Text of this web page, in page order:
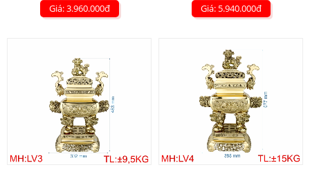
Giá: 3.960.000đ Giá: 5.940.000đ